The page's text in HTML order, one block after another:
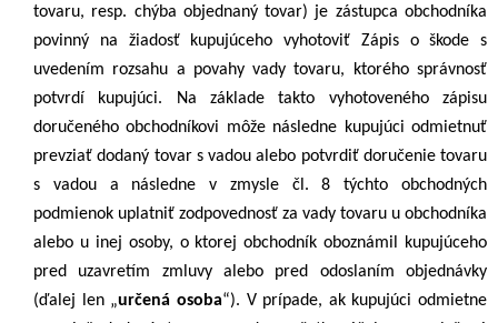
tovaru, resp. chýba objednaný tovar) je zástupca obchodníka
povinný na žiadosť kupujúceho vyhotoviť Zápis o škode s
uvedením rozsahu a povahy vady tovaru, ktorého správnosť
potvrdí kupujúci. Na základe takto vyhotoveného zápisu
doručeného obchodníkovi môže následne kupujúci odmietnuť
prevziať dodaný tovar s vadou alebo potvrdiť doručenie tovaru
s vadou a následne v zmysle čl.8 týchto obchodných
podmienok uplatniť zodpovednosť za vady tovaru u obchodníka
alebo u inej osoby, o ktorej obchodník oboznámil kupujúceho
pred uzavretím zmluvy alebo pred odoslaním objednávky
(ďalej len „určená osoba“). V prípade, ak kupujúci odmietne